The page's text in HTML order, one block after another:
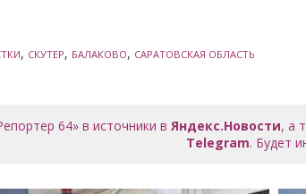
, СКУТЕР, БАЛАКОВО, САРАТОВСКАЯ ОБЛАСТЬ
64» в источники вЯндекс.Новости, а
Telegram. Будет